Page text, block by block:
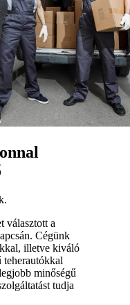
választott a
Cégünk
illetve kiváló
teherautókkal
minőségű
tudja